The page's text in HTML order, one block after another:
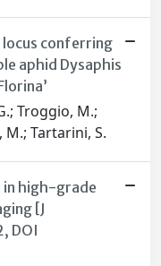
conferring
aphid Dysaphis
Troggio, M.;
M.; Tartarini, S.
in high-grade
[J
DOI